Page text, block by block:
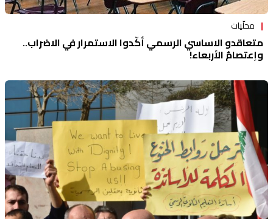
محلّيات
متعاقدو الاساسي الرسمي أكّدوا الاستمرار في الاضراب..
وإعتصامٌ الأربعاء!